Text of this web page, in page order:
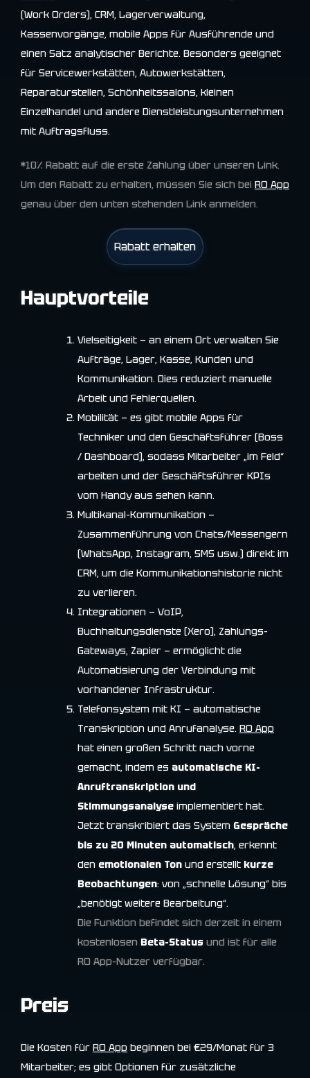
(Work Orders), CRM, Lagerverwaltung,
Kassenvorgänge, mobile Apps für Ausführende und
einen Satz analytischer Berichte. Besonders geeignet
für Servicewerkstätten, Autowerkstätten,
Reparaturstellen, Schönheitssalons, kleinen
Einzelhandel und andere Dienstleistungsunternehmen
mit Auftragsfluss.
*10% Rabatt auf die erste Zahlung über unseren Link.
Um den Rabatt zu erhalten, müssen Sie sich bei RO App
genau über den unten stehenden Link anmelden.
Rabatt erhalten
Hauptvorteile
Vielseitigkeit — an einem Ort verwalten Sie
Aufträge, Lager, Kasse, Kunden und
Kommunikation. Dies reduziert manuelle
Arbeit und Fehlerquellen.
Mobilität — es gibt mobile Apps für
Techniker und den Geschäftsführer (Boss
/ Dashboard), sodass Mitarbeiter „im Feld“
arbeiten und der Geschäftsführer KPIs
vom Handy aus sehen kann.
Multikanal-Kommunikation —
Zusammenführung von Chats/Messengern
(WhatsApp, Instagram, SMS usw.) direkt im
CRM, um die Kommunikationshistorie nicht
zu verlieren.
Integrationen — VoIP,
Buchhaltungsdienste (Xero), Zahlungs-
Gateways, Zapier — ermöglicht die
Automatisierung der Verbindung mit
vorhandener Infrastruktur.
Telefonsystem mit KI — automatische
Transkription und Anrufanalyse. RO App
hat einen großen Schritt nach vorne
gemacht, indem es automatische KI-
Anruftranskription und
Stimmungsanalyse implementiert hat.
Jetzt transkribiert das System Gespräche
bis zu 20 Minuten automatisch, erkennt
den emotionalen Ton und erstellt kurze
Beobachtungen: von „schnelle Lösung“ bis
„benötigt weitere Bearbeitung“.
Die Funktion befindet sich derzeit in einem
kostenlosen Beta-Status und ist für alle
RO App-Nutzer verfügbar.
Preis
Die Kosten für RO App beginnen bei €29/Monat für 3
Mitarbeiter; es gibt Optionen für zusätzliche